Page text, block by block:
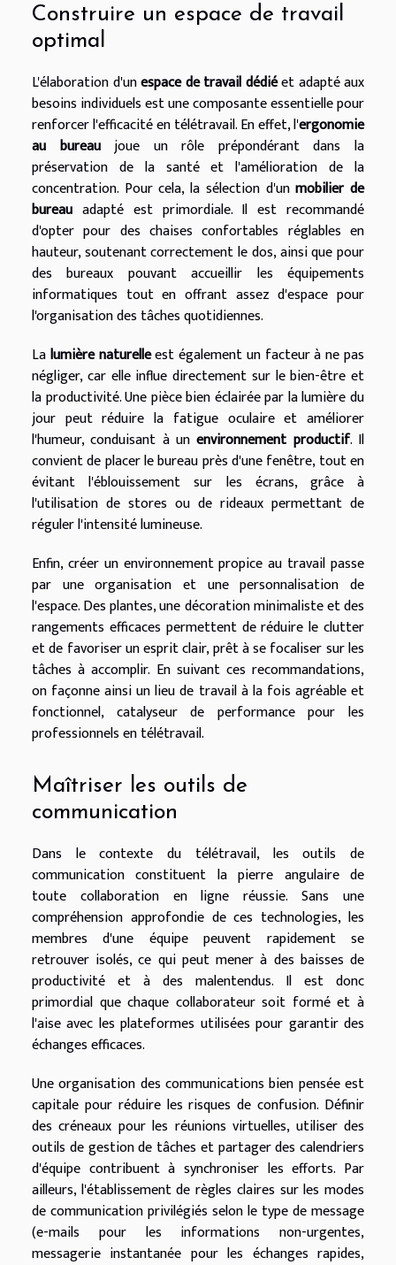
Construire un espace de travail
optimal
L'élaboration d'unespace de travail dédiéet adapté aux
besoins individuels est une composante essentielle pour
renforcer l'efficacité en télétravail. En effet, l'ergonomie
au bureaujoue un rôle prépondérant dans la
préservation de la santé et l'amélioration de la
concentration. Pour cela, la sélection d'unmobilier de
bureau adapté est primordiale. Il est recommandé
d'opter pour des chaises confortables réglables en
hauteur, soutenant correctement le dos, ainsi que pour
des bureaux pouvant accueillir les équipements
informatiques tout en offrant assez d'espace pour
l'organisation des tâches quotidiennes.
Lalumière naturelleest également un facteur à ne pas
négliger, car elle influe directement sur le bien-être et
la productivité. Une pièce bien éclairée par la lumière du
jour peut réduire la fatigue oculaire et améliorer
l'humeur, conduisant à unenvironnement productif. Il
convient de placer le bureau près d'une fenêtre, tout en
évitant l'éblouissement sur les écrans, grâce à
l'utilisation de stores ou de rideaux permettant de
réguler l'intensité lumineuse.
Enfin, créer un environnement propice au travail passe
par une organisation et une personnalisation de
l'espace. Des plantes, une décoration minimaliste et des
rangements efficaces permettent de réduire le clutter
et de favoriser un esprit clair, prêt à se focaliser sur les
tâches à accomplir. En suivant ces recommandations,
on façonne ainsi un lieu de travail à la fois agréable et
fonctionnel, catalyseur de performance pour les
professionnels en télétravail.
Maîtriser les outils de
communication
Dans le contexte du télétravail, les outils de
communication constituent la pierre angulaire de
toute collaboration en ligne réussie. Sans une
compréhension approfondie de ces technologies, les
membres d'une équipe peuvent rapidement se
retrouver isolés, ce qui peut mener à des baisses de
productivité et à des malentendus. Il est donc
primordial que chaque collaborateur soit formé et à
l'aise avec les plateformes utilisées pour garantir des
échanges efficaces.
Une organisation des communications bien pensée est
capitale pour réduire les risques de confusion. Définir
des créneaux pour les réunions virtuelles, utiliser des
outils de gestion de tâches et partager des calendriers
d'équipe contribuent à synchroniser les efforts. Par
ailleurs, l'établissement de règles claires sur les modes
de communication privilégiés selon le type de message
(e-mails pour les informations non-urgentes,
messagerie instantanée pour les échanges rapides,